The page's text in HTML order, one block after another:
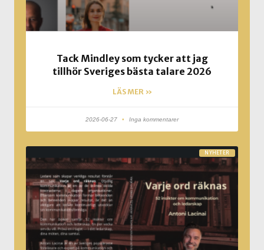
Tack Mindley som tycker att jag
tillhör Sveriges bästa talare 2026
LÄS MER »
2026-06-27 Inga kommentarer
NYHETER